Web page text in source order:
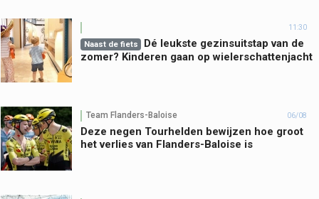
11:30
Naast de fiets
Dé leukste gezinsuitstap van de
zomer? Kinderen gaan op wielerschattenjacht
Team Flanders-Baloise 06/08
Deze negen Tourhelden bewijzen hoe groot
het verlies van Flanders-Baloise is